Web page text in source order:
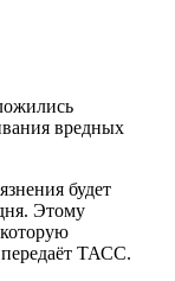
вредных
будет
Этому
которую
ТАСС.